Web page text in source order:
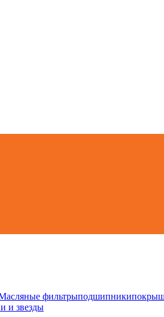
фильтрыподшипники
и звезды